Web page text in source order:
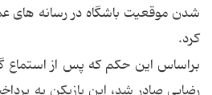
شدن موقعیت باشگاه در رسانه های
کرد.
براساس این حکم که پس از استماع